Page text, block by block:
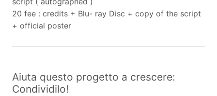
20 fee : credits + Blu- ray Disc + copy of the script
+ official poster
Aiuta questo progetto a crescere:
Condividilo!